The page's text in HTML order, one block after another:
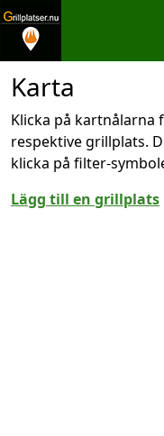
Karta
Klicka på
respektive grillplats.
klicka på filter-
Lägg till en grillplats